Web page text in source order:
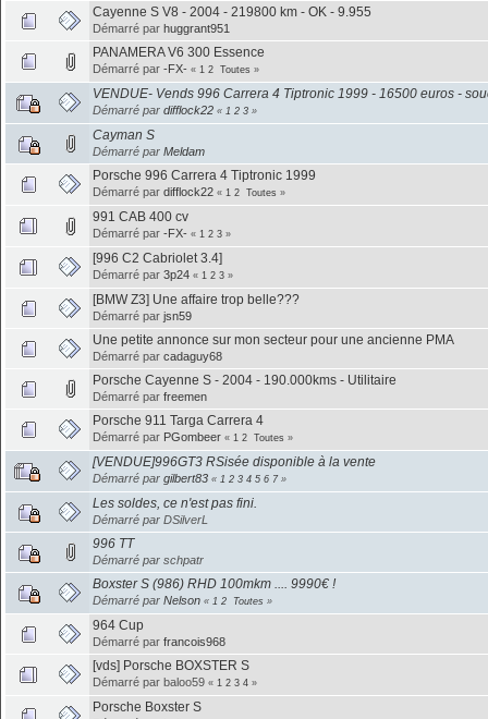
Cayenne S V8 - 2004 - 219800 km - OK - 9.955
Démarré par huggrant951
PANAMERA V6 300 Essence
Démarré par -FX- « 1 2 Toutes »
VENDUE- Vends 996 Carrera 4 Tiptronic 1999 - 16500 euros -
Démarré par difflock22 « 1 2 3»
Cayman S
Démarré par Meldam
Porsche 996 Carrera 4 Tiptronic 1999
Démarré par difflock22 « 1 2 Toutes »
991 CAB 400 cv
Démarré par -FX- « 1 2 3»
[996 C2 Cabriolet 3.4]
Démarré par 3p24 « 1 2 3»
[BMW Z3] Une affaire trop belle???
Démarré par jsn59
Une petite annonce sur mon secteur pour une ancienne PMA
Démarré par cadaguy68
Porsche Cayenne S - 2004 - 190.000kms - Utilitaire
Démarré par freemen
Porsche 911 Targa Carrera 4
Démarré par PGombeer « 1 2 Toutes »
[VENDUE]996GT3 RSisée disponible à la vente
Démarré par gilbert83 « 1 2 3 4 5 6 7»
Les soldes, ce n'est pas fini.
Démarré par DSilverL
996 TT
Démarré par schpatr
Boxster S (986) RHD 100mkm .... 9990€ !
Démarré par Nelson « 1 2 Toutes »
964 Cup
Démarré par francois968
[vds] Porsche BOXSTER S
Démarré par baloo59 « 1 2 3 4»
Porsche Boxster S